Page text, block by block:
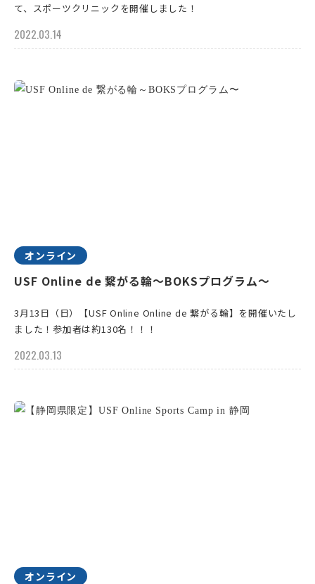
て、スポーツクリニックを開催しました！
2022.03.14
オンライン
USF Online de 繋がる輪～BOKSプログラム〜
3月13日（日）【USF Online Online de 繋がる輪】を開催いたし
ました！参加者は約130名！！！
2022.03.13
オンライン